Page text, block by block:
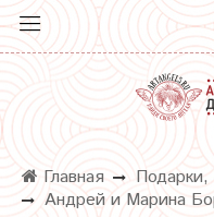
Главная
Андрей и Марина